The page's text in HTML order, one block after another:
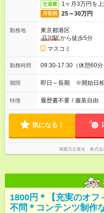
交通費 1ヶ月3万円を
月収例 25～30万円
勤務地
東京都港区
品川駅から徒歩5分
マスコミ
勤務時間 09:30-17:30（休憩60分
期間 即日～長期 ※開始日
特徴 履歴書不要 / 服装自由
気になる！
掲載元企業名 株式会
1800円＊【充実のオフ
不問＊コンテンツ制作